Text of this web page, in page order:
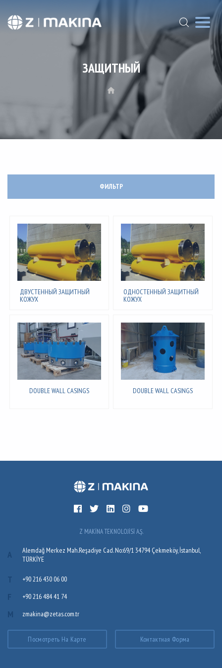
ЗАЩИТНЫЙ
ФИЛЬТР
ДВУСТЕННЫЙ ЗАЩИТНЫЙ
КОЖУХ
ОДНОСТЕННЫЙ ЗАЩИТНЫЙ
КОЖУХ
DOUBLE WALL CASINGS DOUBLE WALL CASINGS
Z MAKİNA TEKNOLOJİSİ A.Ş.
A
Alemdağ Merkez Mah.Reşadiye Cad. No:69/1 34794 Çekmeköy, İstanbul,
TÜRKİYE
T +90 216 430 06 00
F +90 216 484 41 74
M zmakina@zetas.com.tr
Посмотреть На Карте Контактная Форма